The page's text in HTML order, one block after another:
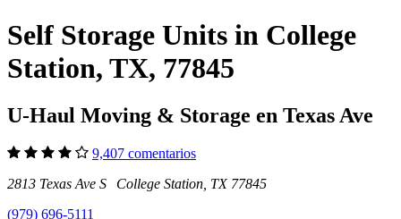
Self Storage Units in College
Station, TX, 77845
U-Haul Moving & Storage en Texas Ave
9,407 comentarios
2813 Texas Ave S College Station, TX 77845
(979) 696-5111